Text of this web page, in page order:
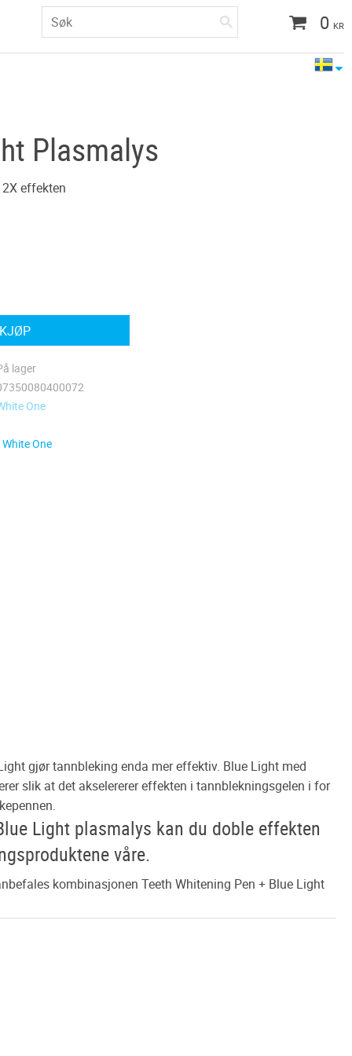
0 KR
Plasmalys
effekten
KJØP
lager
One
One
gjør tannbleking enda mer effektiv. Blue Light med
slik at det akselererer effekten i tannblekningsgelen i for
Light plasmalys kan du doble effekten
våre.
kombinasjonen Teeth Whitening Pen + Blue Light
Light:
med tannblekepennen vår
tennene i omtrent 30 minutter.